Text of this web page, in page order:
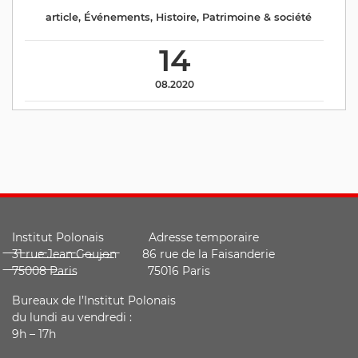
14
08.2020
article, Événements, Histoire, Patrimoine & société
Institut Polonais Adresse temporaire
̶3̶1̶ ̶r̶u̶e̶ ̶J̶e̶a̶n̶ ̶G̶o̶u̶j̶o̶n̶ ̶ 86 rue de la Faisanderie
̶7̶5̶0̶0̶8̶ ̶P̶a̶r̶i̶s̶ 75016 Paris
Bureaux de l’Institut Polonais
du lundi au vendredi :
9h – 17h